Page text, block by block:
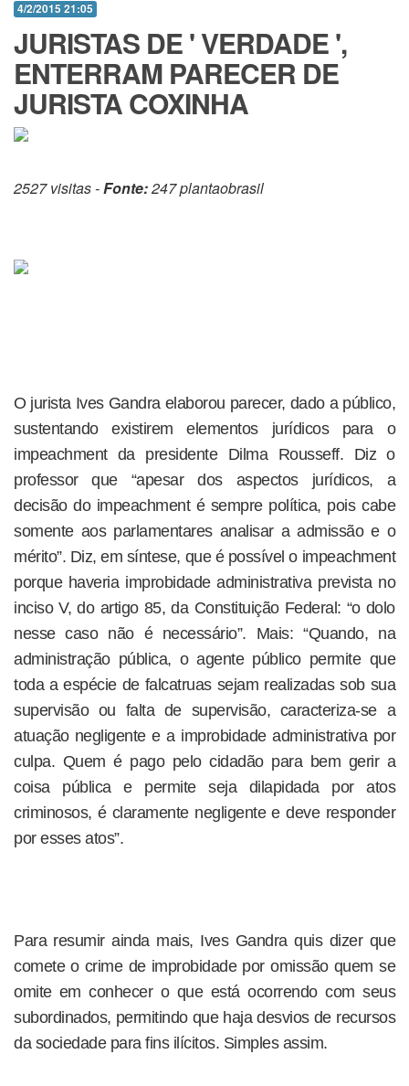
4/2/2015 21:05
JURISTAS DE ' VERDADE ',
ENTERRAM PARECER DE
JURISTA COXINHA
2527 visitas -Fonte:247 plantaobrasil
O jurista Ives Gandra elaborou parecer, dado a público,
sustentando existirem elementos jurídicos para o
impeachment da presidente Dilma Rousseff. Diz o
professor que “apesar dos aspectos jurídicos, a
decisão do impeachment é sempre política, pois cabe
somente aos parlamentares analisar a admissão e o
mérito”. Diz, em síntese, que é possível o impeachment
porque haveria improbidade administrativa prevista no
inciso V, do artigo 85, da Constituição Federal: “o dolo
nesse caso não é necessário”. Mais: “Quando, na
administração pública, o agente público permite que
toda a espécie de falcatruas sejam realizadas sob sua
supervisão ou falta de supervisão, caracteriza-se a
atuação negligente e a improbidade administrativa por
culpa. Quem é pago pelo cidadão para bem gerir a
coisa pública e permite seja dilapidada por atos
criminosos, é claramente negligente e deve responder
por esses atos”.
Para resumir ainda mais, Ives Gandra quis dizer que
comete o crime de improbidade por omissão quem se
omite em conhecer o que está ocorrendo com seus
subordinados, permitindo que haja desvios de recursos
da sociedade para fins ilícitos. Simples assim.